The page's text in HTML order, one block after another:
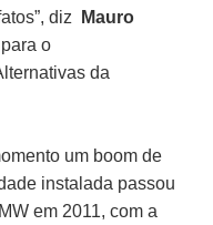
diz
Mauro
o
da
um boom de
instalada passou
em 2011, com a